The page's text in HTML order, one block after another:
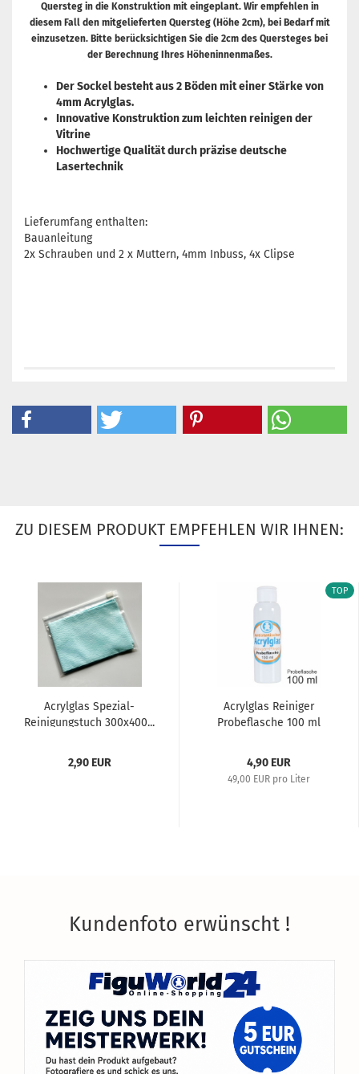
Quersteg in die Konstruktion mit eingeplant. Wir empfehlen in
diesem Fall den mitgelieferten Quersteg (Höhe 2cm), bei Bedarf mit
einzusetzen. Bitte berücksichtigen Sie die 2cm des Quersteges bei
der Berechnung Ihres Höheninnenmaßes.
Der Sockel besteht aus 2 Böden mit einer Stärke von
4mm Acrylglas.
Innovative Konstruktion zum leichten reinigen der
Vitrine
Hochwertige Qualität durch präzise deutsche
Lasertechnik
Lieferumfang enthalten:
Bauanleitung
2x Schrauben und 2 x Muttern, 4mm Inbuss, 4x Clipse
ZU DIESEM PRODUKT EMPFEHLEN WIR IHNEN:
Acrylglas Spezial-
Reinigungstuch 300x400...
2,90 EUR
TOP
Acrylglas Reiniger
Probeflasche 100 ml
4,90 EUR
49,00 EUR pro Liter
Kundenfoto erwünscht !